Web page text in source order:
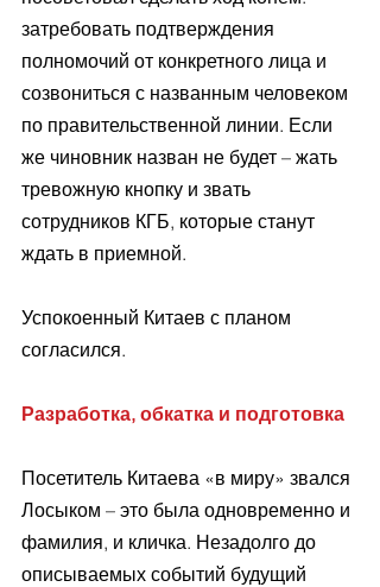
затребовать подтверждения
полномочий от конкретного лица и
созвониться с названным человеком
по правительственной линии. Если
же чиновник назван не будет – жать
тревожную кнопку и звать
сотрудников КГБ, которые станут
ждать в приемной.
Успокоенный Китаев с планом
согласился.
Разработка, обкатка и подготовка
Посетитель Китаева «в миру» звался
Лосыком – это была одновременно и
фамилия, и кличка. Незадолго до
описываемых событий будущий